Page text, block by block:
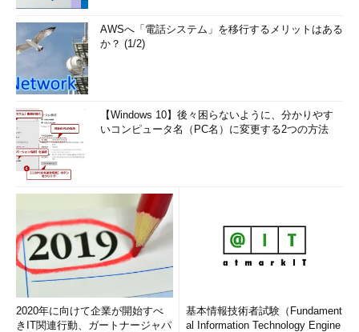
AWSへ「電話システム」を移行するメリットはある
か？ (1/2)
【Windows 10】後々困らないように、分かりやす
いコンピュータ名（PC名）に変更する2つの方法
2020年に向けて企業が開始すべ
きIT関連行動、ガートナージャパ
基本情報技術者試験（Fundament
al Information Technology Engine